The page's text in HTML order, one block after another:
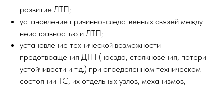
развитие ДТП;
установление причинно-следственных связей между
неисправностью и ДТП;
установление технической возможности
предотвращения ДТП (наезда, столкновения, потери
устойчивости и т.д.) при определенном техническом
состоянии ТС, их отдельных узлов, механизмов,